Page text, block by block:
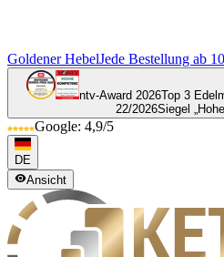
Goldener HebelJede Bestellung ab
ntv-Award 2026Top 3
22/2026Siegel
Google: 4,9/5
DE
Ansicht